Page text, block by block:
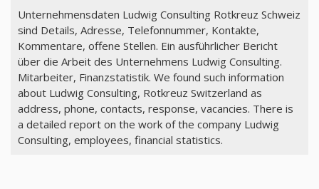
Unternehmensdaten Ludwig Consulting Rotkreuz Schweiz
sind Details, Adresse, Telefonnummer, Kontakte,
Kommentare, offene Stellen. Ein ausführlicher Bericht
über die Arbeit des Unternehmens Ludwig Consulting.
Mitarbeiter, Finanzstatistik. We found such information
about Ludwig Consulting, Rotkreuz Switzerland as
address, phone, contacts, response, vacancies. There is
a detailed report on the work of the company Ludwig
Consulting, employees, financial statistics.